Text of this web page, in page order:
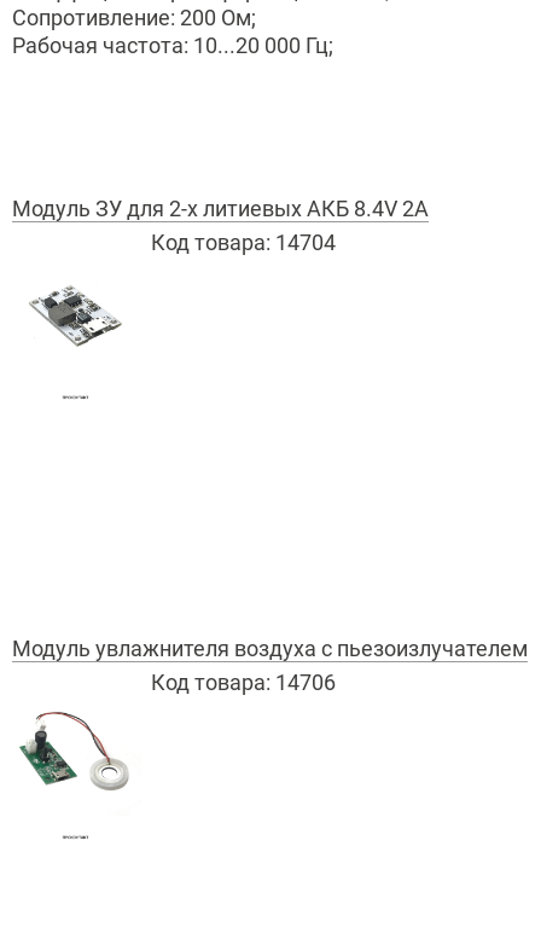
Сопротивление: 200 Ом;
Рабочая частота: 10...20 000 Гц;
Модуль ЗУ для 2-х литиевых АКБ 8.4V 2A
Код товара: 14704
Модуль увлажнителя воздуха с пьезоизлучателем
Код товара: 14706